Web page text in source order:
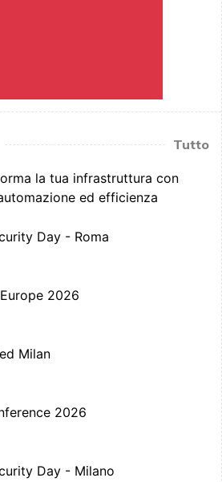
Tutto
la tua infrastruttura con
ed efficienza
Day - Roma
2026
Milan
2026
Day - Milano